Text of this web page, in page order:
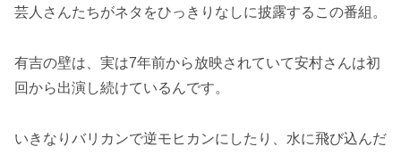
芸人さんたちがネタをひっきりなしに披露するこの番組。
有吉の壁は、実は7年前から放映されていて安村さんは初
回から出演し続けているんです。
いきなりバリカンで逆モヒカンにしたり、水に飛び込んだ